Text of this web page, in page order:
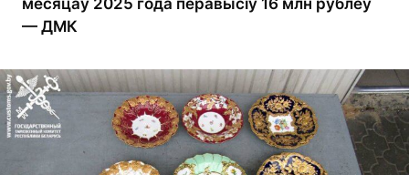
месяцаў 2025 года перавысіў 16 млн рублёў
— ДМК